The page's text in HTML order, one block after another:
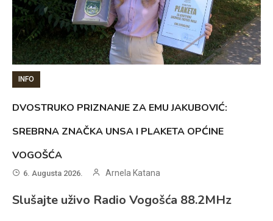
INFO
DVOSTRUKO PRIZNANJE ZA EMU JAKUBOVIĆ:
SREBRNA ZNAČKA UNSA I PLAKETA OPĆINE
VOGOŠĆA
6. Augusta 2026. Arnela Katana
Slušajte uživo Radio Vogošća 88.2MHz